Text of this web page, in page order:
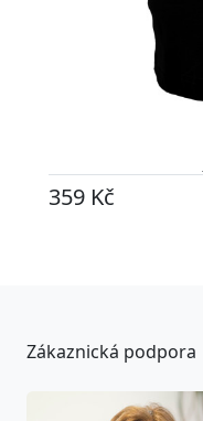
359 Kč
Zákaznická podpora